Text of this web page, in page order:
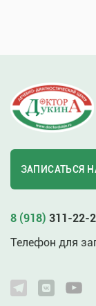
ЗАПИСАТЬСЯ
8 (918) 311-22-
Телефон для